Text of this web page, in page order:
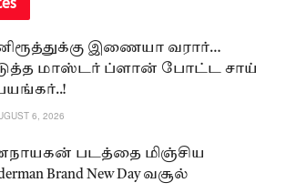
இணையா வரார்…
மாஸ்டர் ப்ளான் போட்ட சாய்
6, 2026
படத்தை மிஞ்சிய
Brand New Day வசூல்